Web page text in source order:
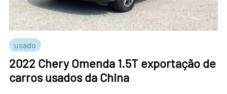
usado
2022 Chery Omenda 1.5T exportação de
carros usados ​​da China